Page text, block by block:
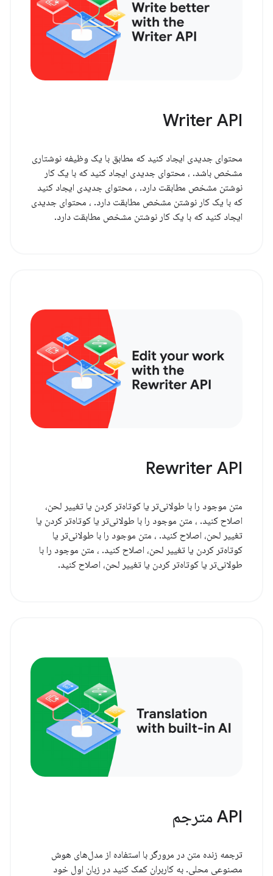
Writer API
محتوای جدیدی ایجاد کنید که مطابق با یک وظیفه نوشتاری
مشخص باشد. ، محتوای جدیدی ایجاد کنید که با یک کار
نوشتن مشخص مطابقت دارد. ، محتوای جدیدی ایجاد کنید
که با یک کار نوشتن مشخص مطابقت دارد. ، محتوای جدیدی
ایجاد کنید که با یک کار نوشتن مشخص مطابقت دارد.
Rewriter API
متن موجود را با طولانی‌تر یا کوتاه‌تر کردن یا تغییر لحن،
اصلاح کنید. ، متن موجود را با طولانی‌تر یا کوتاه‌تر کردن یا
تغییر لحن، اصلاح کنید. ، متن موجود را با طولانی‌تر یا
کوتاه‌تر کردن یا تغییر لحن، اصلاح کنید. ، متن موجود را با
طولانی‌تر یا کوتاه‌تر کردن یا تغییر لحن، اصلاح کنید.
API مترجم
ترجمه زنده متن در مرورگر با استفاده از مدل‌های هوش
مصنوعی محلی. به کاربران کمک کنید در زبان اول خود